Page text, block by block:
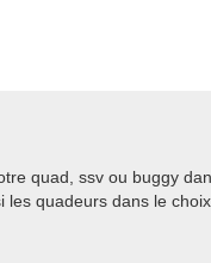
quad, ssv ou buggy
les quadeurs dans le